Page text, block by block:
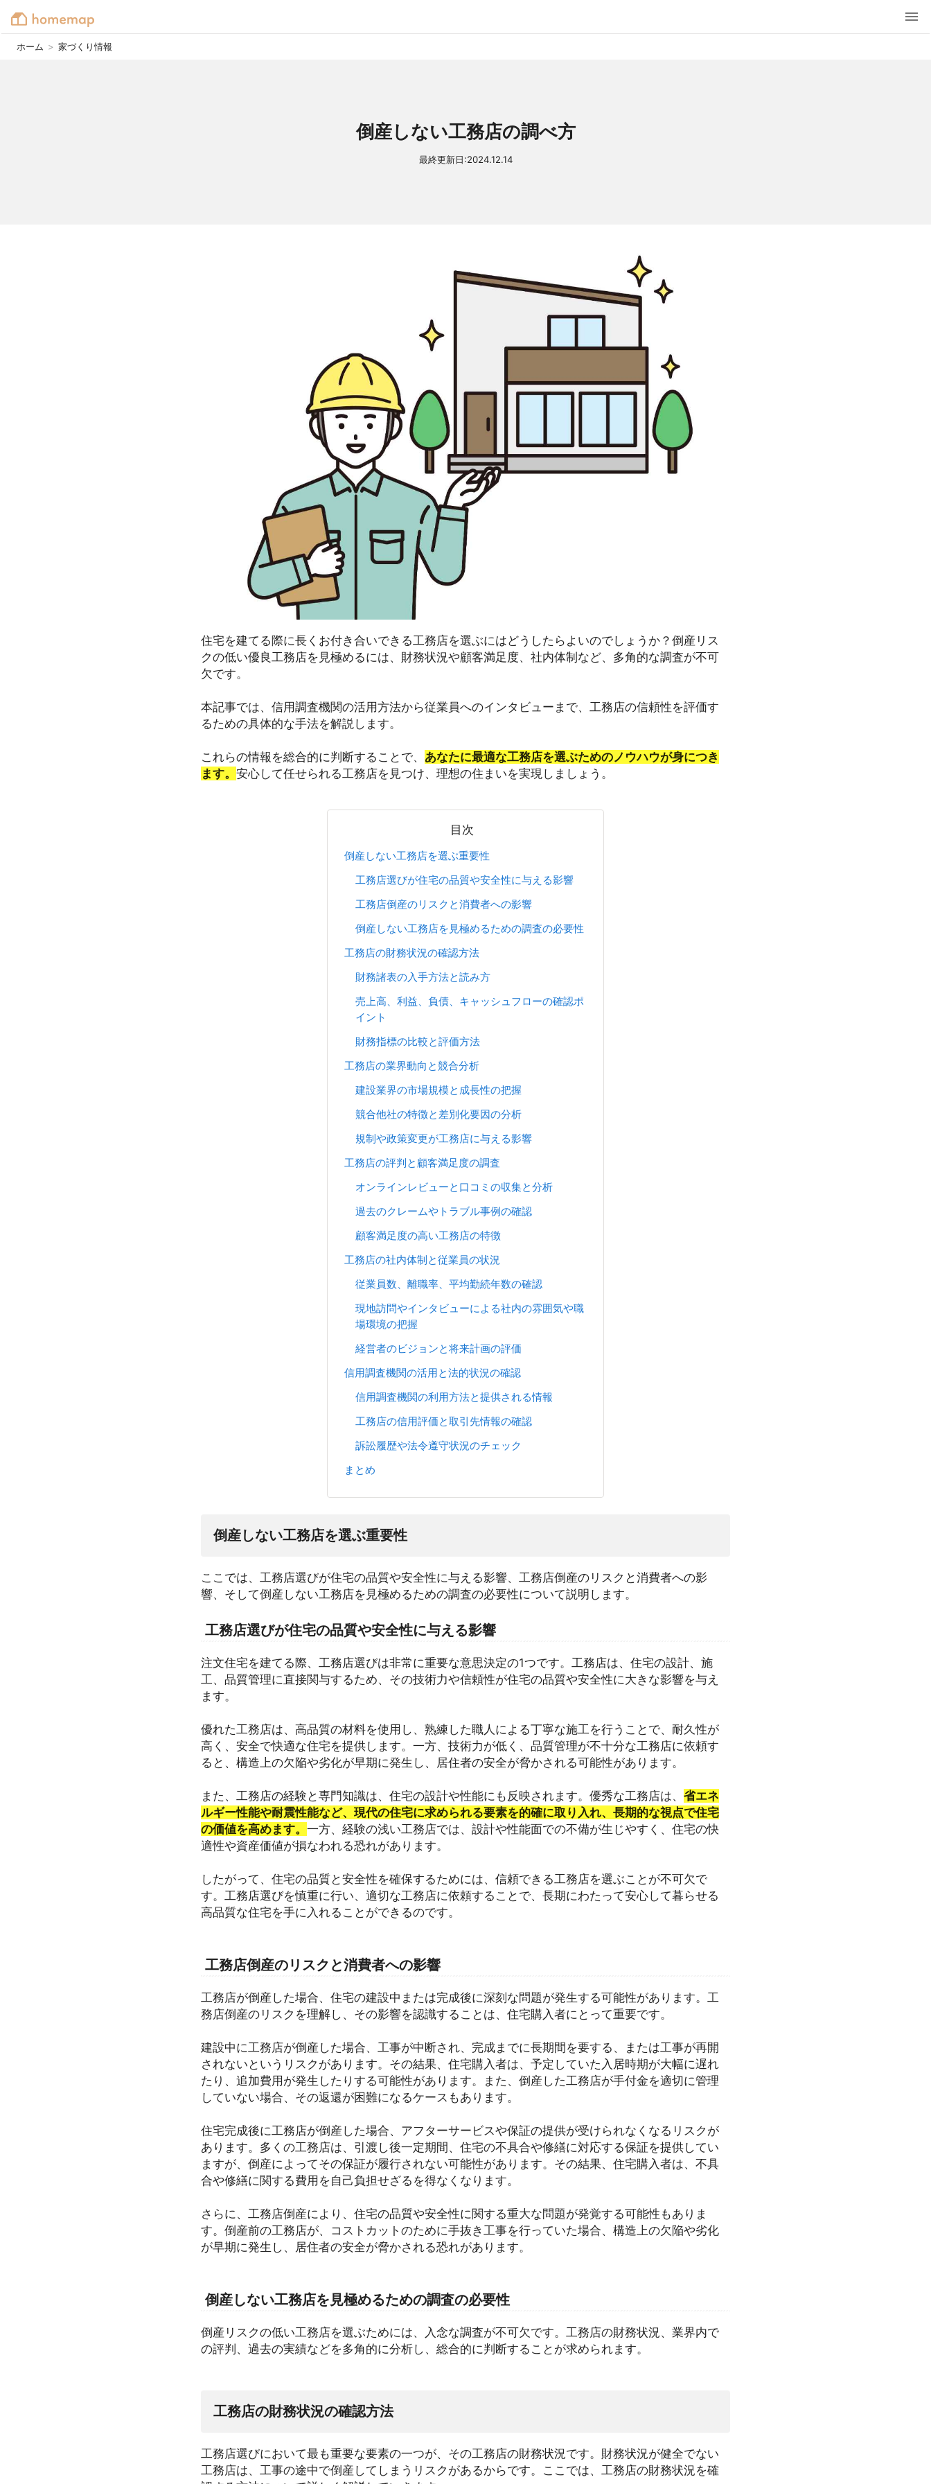
ホーム > 家づくり情報
倒産しない工務店の調べ方
最終更新日:2024.12.14
住宅を建てる際に長くお付き合いできる工務店を選ぶにはどうしたらよいのでしょうか？倒産リス
クの低い優良工務店を見極めるには、財務状況や顧客満足度、社内体制など、多角的な調査が不可
欠です。
本記事では、信用調査機関の活用方法から従業員へのインタビューまで、工務店の信頼性を評価す
るための具体的な手法を解説します。
これらの情報を総合的に判断することで、 あなたに最適な工務店を選ぶためのノウハウが身につき
ます。 安心して任せられる工務店を見つけ、理想の住まいを実現しましょう。
目次
倒産しない工務店を選ぶ重要性
工務店選びが住宅の品質や安全性に与える影響
工務店倒産のリスクと消費者への影響
倒産しない工務店を見極めるための調査の必要性
工務店の財務状況の確認方法
財務諸表の入手方法と読み方
売上高、利益、負債、キャッシュフローの確認ポ
イント
財務指標の比較と評価方法
工務店の業界動向と競合分析
建設業界の市場規模と成長性の把握
競合他社の特徴と差別化要因の分析
規制や政策変更が工務店に与える影響
工務店の評判と顧客満足度の調査
オンラインレビューと口コミの収集と分析
過去のクレームやトラブル事例の確認
顧客満足度の高い工務店の特徴
工務店の社内体制と従業員の状況
従業員数、離職率、平均勤続年数の確認
現地訪問やインタビューによる社内の雰囲気や職
場環境の把握
経営者のビジョンと将来計画の評価
信用調査機関の活用と法的状況の確認
信用調査機関の利用方法と提供される情報
工務店の信用評価と取引先情報の確認
訴訟履歴や法令遵守状況のチェック
まとめ
倒産しない工務店を選ぶ重要性
ここでは、工務店選びが住宅の品質や安全性に与える影響、工務店倒産のリスクと消費者への影
響、そして倒産しない工務店を見極めるための調査の必要性について説明します。
工務店選びが住宅の品質や安全性に与える影響
注文住宅を建てる際、工務店選びは非常に重要な意思決定の1つです。工務店は、住宅の設計、施
工、品質管理に直接関与するため、その技術力や信頼性が住宅の品質や安全性に大きな影響を与え
ます。
優れた工務店は、高品質の材料を使用し、熟練した職人による丁寧な施工を行うことで、耐久性が
高く、安全で快適な住宅を提供します。一方、技術力が低く、品質管理が不十分な工務店に依頼す
ると、構造上の欠陥や劣化が早期に発生し、居住者の安全が脅かされる可能性があります。
また、工務店の経験と専門知識は、住宅の設計や性能にも反映されます。優秀な工務店は、 省エネ
ルギー性能や耐震性能など、現代の住宅に求められる要素を的確に取り入れ、長期的な視点で住宅
の価値を高めます。 一方、経験の浅い工務店では、設計や性能面での不備が生じやすく、住宅の快
適性や資産価値が損なわれる恐れがあります。
したがって、住宅の品質と安全性を確保するためには、信頼できる工務店を選ぶことが不可欠で
す。工務店選びを慎重に行い、適切な工務店に依頼することで、長期にわたって安心して暮らせる
高品質な住宅を手に入れることができるのです。
工務店倒産のリスクと消費者への影響
工務店が倒産した場合、住宅の建設中または完成後に深刻な問題が発生する可能性があります。工
務店倒産のリスクを理解し、その影響を認識することは、住宅購入者にとって重要です。
建設中に工務店が倒産した場合、工事が中断され、完成までに長期間を要する、または工事が再開
されないというリスクがあります。その結果、住宅購入者は、予定していた入居時期が大幅に遅れ
たり、追加費用が発生したりする可能性があります。また、倒産した工務店が手付金を適切に管理
していない場合、その返還が困難になるケースもあります。
住宅完成後に工務店が倒産した場合、アフターサービスや保証の提供が受けられなくなるリスクが
あります。多くの工務店は、引渡し後一定期間、住宅の不具合や修繕に対応する保証を提供してい
ますが、倒産によってその保証が履行されない可能性があります。その結果、住宅購入者は、不具
合や修繕に関する費用を自己負担せざるを得なくなります。
さらに、工務店倒産により、住宅の品質や安全性に関する重大な問題が発覚する可能性もありま
す。倒産前の工務店が、コストカットのために手抜き工事を行っていた場合、構造上の欠陥や劣化
が早期に発生し、居住者の安全が脅かされる恐れがあります。
倒産しない工務店を見極めるための調査の必要性
倒産リスクの低い工務店を選ぶためには、入念な調査が不可欠です。工務店の財務状況、業界内で
の評判、過去の実績などを多角的に分析し、総合的に判断することが求められます。
工務店の財務状況の確認方法
工務店選びにおいて最も重要な要素の一つが、その工務店の財務状況です。財務状況が健全でない
工務店は、工事の途中で倒産してしまうリスクがあるからです。ここでは、工務店の財務状況を確